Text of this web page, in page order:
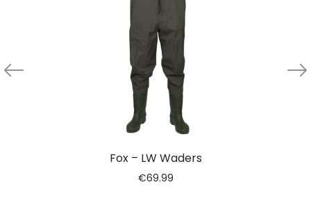
Fox – LW Waders
€69.99